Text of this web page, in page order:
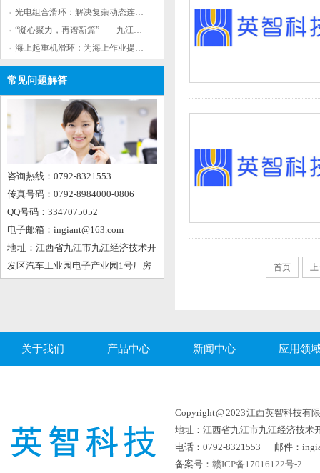
光电组合滑环：解决复杂动态连接问题的有效工
“凝心聚力，再谱新篇”——九江英智科技2023年
海上起重机滑环：为海上作业提供重要保障
常见问题解答
咨询热线：0792-8321553
传真号码：0792-8984000-0806
QQ号码：3347075052
电子邮箱：ingiant@163.com
地 址：江西省九江市九江经济技术开
发区汽车工业园电子产业园1号厂房
首页
关于我们 产品中心 新闻中心 应用领
Copyright @ 2023 江西英智科技有
地址：江西省九江市九江经济技术
电话：0792-8321553 邮件：
备案号： 赣ICP备17016122号-2